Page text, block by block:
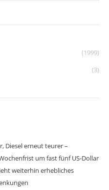
(1999)
(3)
Diesel erneut teurer –
um fast fünf US-Dollar
weiterhin erhebliches